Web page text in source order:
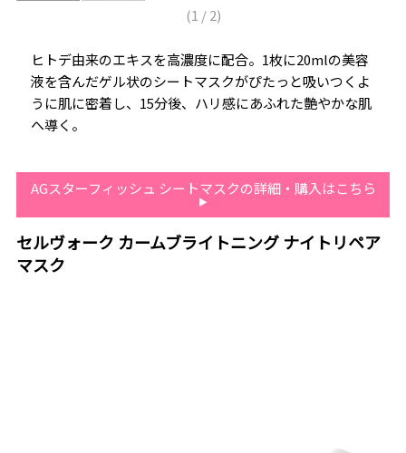
(1 /2)
ヒトデ由来のエキスを高濃度に配合。1枚に20mlの美容
液を含んだゲル状のシートマスクがぴたっと吸いつくよ
うに肌に密着し、15分後、ハリ感にあふれた艶やかな肌
へ導く。
AGスターフィッシュ シートマスクの詳細・購入はこちら
セルヴォーク カームブライトニング ナイトリペア
マスク